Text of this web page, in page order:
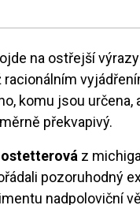
na ostřejší
komu jsou určena,
překvapivý.
z
pozoruhodný
nadpoloviční